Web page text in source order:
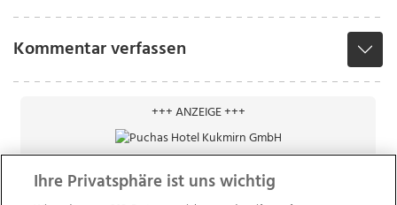
Kommentar verfassen
+++ ANZEIGE +++
Ihre Privatsphäre ist uns wichtig